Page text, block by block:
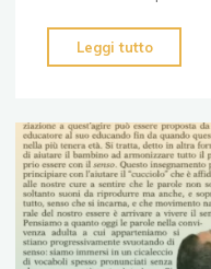
Leggi tutto
d’aria